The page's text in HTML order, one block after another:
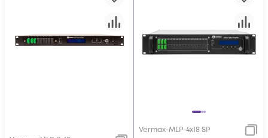
Vermax-MLP-4x18 SP